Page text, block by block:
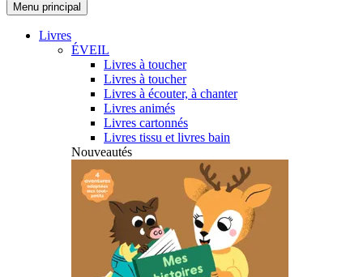
Menu principal
Livres
ÉVEIL
Livres à toucher
Livres à toucher
Livres à écouter, à chanter
Livres animés
Livres cartonnés
Livres tissu et livres bain
Nouveautés